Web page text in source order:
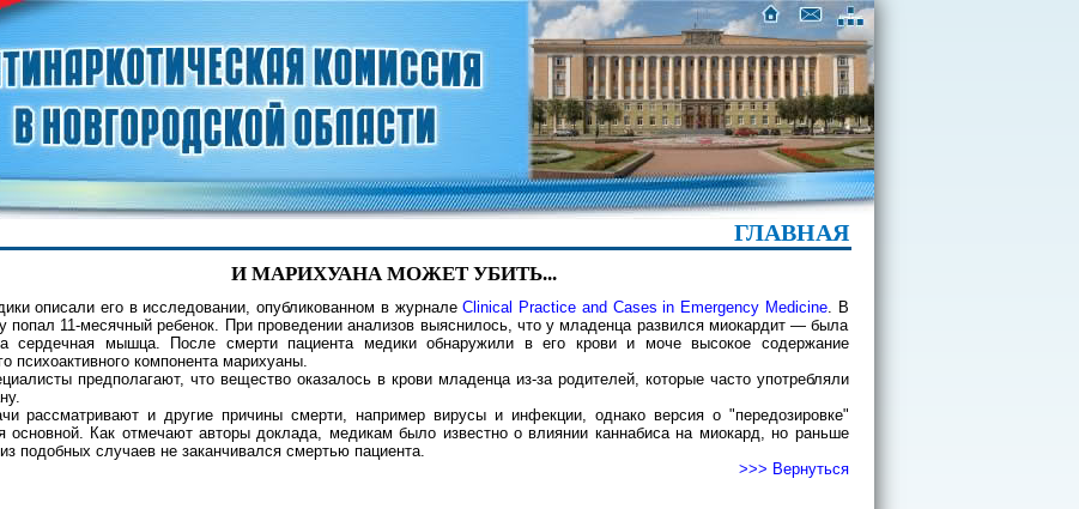
ГЛАВНАЯ
И МАРИХУАНА МОЖЕТ УБИТЬ...
описали его в исследовании, опубликованном в журналеClinical Practice and Cases in Emergency Medicine. В
попал 11-месячный ребенок. При проведении анализов выяснилось, что у младенца развился миокардит — была
сердечная мышца. После смерти пациента медики обнаружили в его крови и моче высокое содержание
психоактивного компонента марихуаны.
предполагают, что вещество оказалось в крови младенца из-за родителей, которые часто употребляли
рассматривают и другие причины смерти, например вирусы и инфекции, однако версия о "передозировке"
основной. Как отмечают авторы доклада, медикам было известно о влиянии каннабиса на миокард, но раньше
подобных случаев не заканчивался смертью пациента.
>>> Вернуться